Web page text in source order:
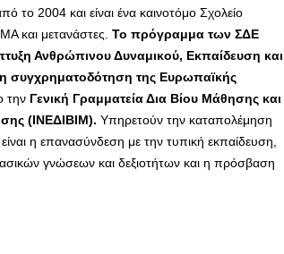
το 2004 και είναι ένα καινοτόμο Σχολείο
και μετανάστες. Το πρόγραμμα των ΣΔΕ
Ανθρώπινου Δυναμικού, Εκπαίδευση και
συγχρηματοδότηση της Ευρωπαϊκής
την Γενική Γραμματεία Δια Βίου Μάθησης και
(ΙΝΕΔΙΒΙΜ). Υπηρετούν την καταπολέμηση
η επανασύνδεση με την τυπική εκπαίδευση,
γνώσεων και δεξιοτήτων και η πρόσβαση